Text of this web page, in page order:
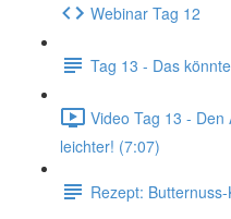
Webinar Tag 12
Tag 13 - Das
Video Tag 13 - Den
leichter! (7:07)
Rezept: